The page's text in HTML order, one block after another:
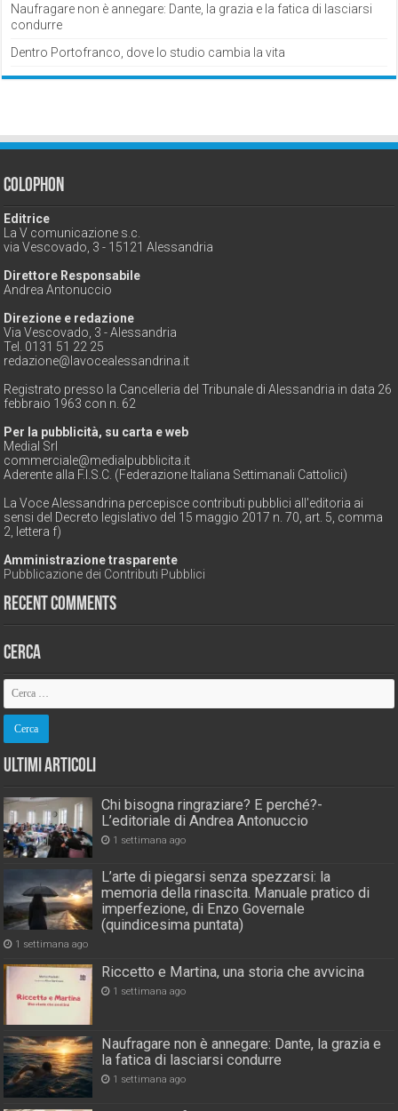
Naufragare non è annegare: Dante, la grazia e la fatica di lasciarsi
condurre
Dentro Portofranco, dove lo studio cambia la vita
Colophon
Editrice
La V comunicazione s.c.
via Vescovado, 3 - 15121 Alessandria
Direttore Responsabile
Andrea Antonuccio
Direzione e redazione
Via Vescovado, 3 - Alessandria
Tel. 0131 51 22 25
redazione@lavocealessandrina.it
Registrato presso la Cancelleria del Tribunale di Alessandria in data 26
febbraio 1963 con n. 62
Per la pubblicità, su carta e web
Medial Srl
commerciale@medialpubblicita.it
Aderente alla F.I.S.C. (Federazione Italiana Settimanali Cattolici)
La Voce Alessandrina percepisce contributi pubblici all'editoria ai
sensi del Decreto legislativo del 15 maggio 2017 n. 70, art. 5, comma
2, lettera f)
Amministrazione trasparente
Pubblicazione dei Contributi Pubblici
Recent Comments
Cerca
Ultimi Articoli
Chi bisogna ringraziare? E perché?-
L’editoriale di Andrea Antonuccio
1 settimana ago
L’arte di piegarsi senza spezzarsi: la
memoria della rinascita. Manuale pratico di
imperfezione, di Enzo Governale
(quindicesima puntata)
1 settimana ago
Riccetto e Martina, una storia che avvicina
1 settimana ago
Naufragare non è annegare: Dante, la grazia e
la fatica di lasciarsi condurre
1 settimana ago